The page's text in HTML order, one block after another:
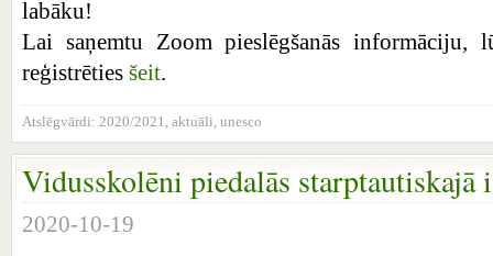
labāku!
Lai saņemtu Zoom pieslēgšanās informāciju,
reģistrēties šeit.
Atslēgvārdi: 2020/2021 aktuāli unesco
Vidusskolēni piedalās starptautiskajā
2020-10-19